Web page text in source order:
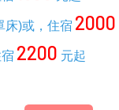
床)或，住宿 2000
2200 元起